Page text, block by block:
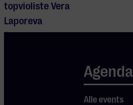
Agenda
Alle events
topvioliste Vera
Laporeva
(concertmeester